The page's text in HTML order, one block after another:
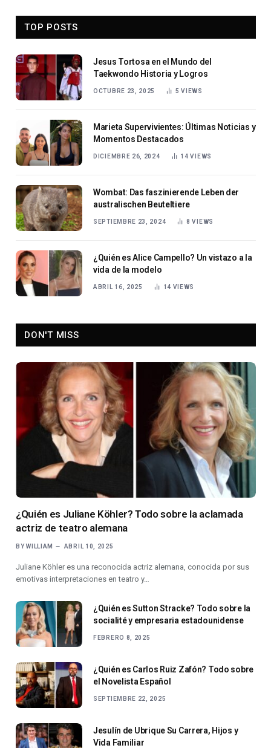
TOP POSTS
Jesus Tortosa en el Mundo del
Taekwondo Historia y Logros
OCTUBRE 23, 2025 5VIEWS
Marieta Supervivientes: Últimas Noticias y
Momentos Destacados
DICIEMBRE 26, 2024 14VIEWS
Wombat: Das faszinierende Leben der
australischen Beuteltiere
SEPTIEMBRE 23, 2024 8VIEWS
¿Quién es Alice Campello? Un vistazo a la
vida de la modelo
ABRIL 16, 2025 14 VIEWS
DON'T MISS
¿Quién es Juliane Köhler? Todo sobre la aclamada
actriz de teatro alemana
BY WILLIAM ABRIL 10, 2025
Juliane Köhler es una reconocida actriz alemana, conocida por sus
emotivas interpretaciones en teatro y…
¿Quién es Sutton Stracke? Todo sobre la
socialité y empresaria estadounidense
FEBRERO 8, 2025
¿Quién es Carlos Ruiz Zafón? Todo sobre
el Novelista Español
SEPTIEMBRE 22, 2025
Jesulín de Ubrique Su Carrera, Hijos y
Vida Familiar